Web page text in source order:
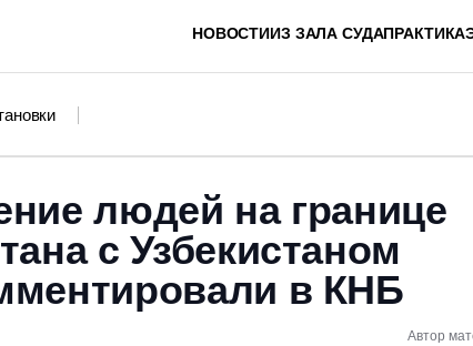
НОВОСТИИЗ ЗАЛА СУДАПРАКТИКА
людей на границе
с Узбекистаном
в КНБ
Автор